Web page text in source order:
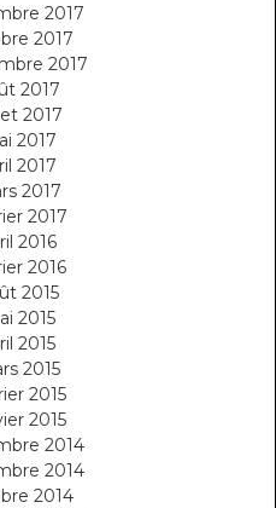
2017
2017
2017
2017
2017
2017
2017
2017
2017
2016
2016
2015
2015
2015
2015
2015
2015
2014
2014
2014